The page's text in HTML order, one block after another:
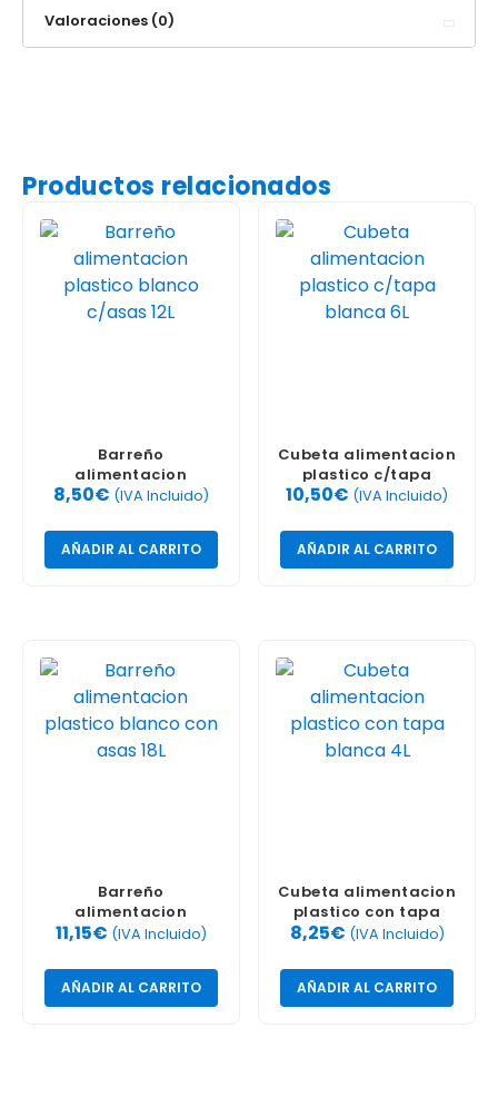
Valoraciones (0)
Productos relacionados
Barreño
alimentacion
plastico blanco
8,50€ (IVA Incluido)
AÑADIR AL CARRITO
Cubeta alimentacion
plastico c/tapa
blanca 6L
10,50€ (IVA Incluido)
AÑADIR AL CARRITO
Barreño
alimentacion
plastico blanco con
11,15€ (IVA Incluido)
AÑADIR AL CARRITO
Cubeta alimentacion
plastico con tapa
blanca 4L
8,25€ (IVA Incluido)
AÑADIR AL CARRITO